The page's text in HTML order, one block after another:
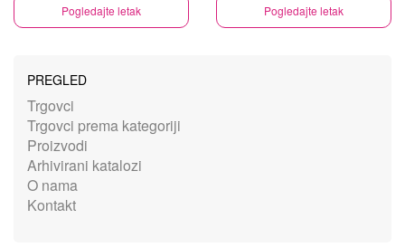
Pogledajte letak Pogledajte letak
PREGLED
Trgovci
Trgovci prema kategoriji
Proizvodi
Arhivirani katalozi
O nama
Kontakt